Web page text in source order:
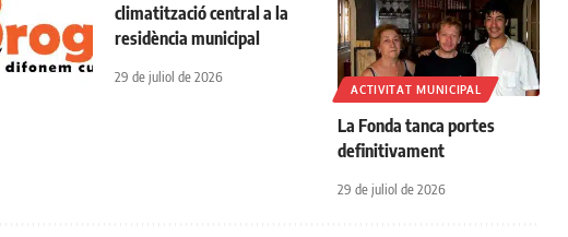
climatització central a la
residència municipal
29 de juliol de 2026
ACTIVITAT MUNICIPAL
La Fonda tanca portes
definitivament
29 de juliol de 2026